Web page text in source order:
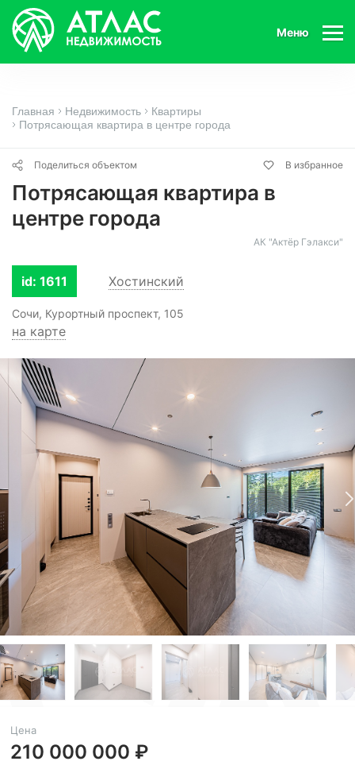
Меню
Главная Недвижимость
Квартиры
Потрясающая квартира в центре города
Поделиться объектом В избранное
Потрясающая квартира в
центре города
АК "Актёр Гэлакси"
id: 1611 Хостинский
Сочи, Курортный проспект, 105
на карте
Цена
210 000 000 ₽